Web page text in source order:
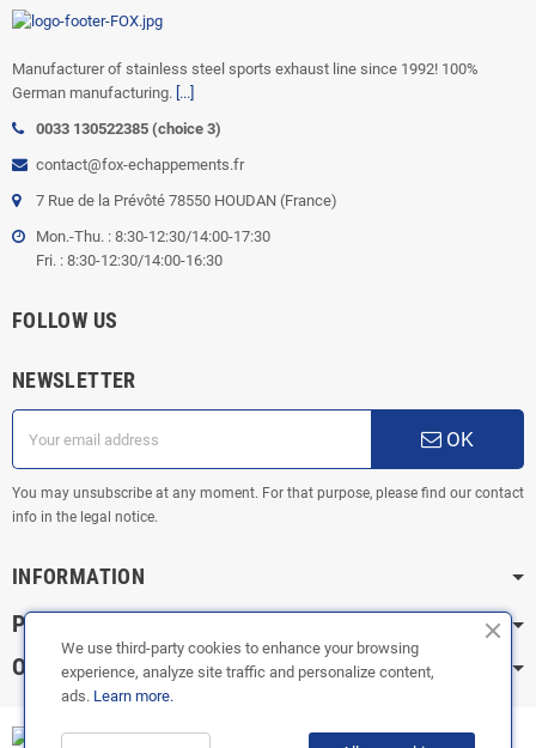
Manufacturer of stainless steel sports exhaust line since 1992! 100%
German manufacturing. [...]
0033 130522385 (choice 3)
contact@fox-echappements.fr
7 Rue de la Prévôté 78550 HOUDAN (France)
Mon.-Thu. : 8:30-12:30/14:00-17:30
Fri. : 8:30-12:30/14:00-16:30
FOLLOW US
NEWSLETTER
OK
You may unsubscribe at any moment. For that purpose, please find our contact
info in the legal notice.
INFORMATION
PRACTICAL INFORMATION
OUR CATEGORIES
Copyright © 2003-2023 |FOX ÉCHAPPEMENTS|
We use third-party cookies to enhance your browsing
experience, analyze site traffic and personalize content,
ads. Learn more.